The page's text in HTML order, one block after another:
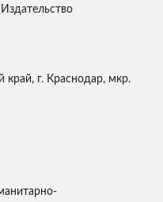
Издательство
край, г. Краснодар, мкр.